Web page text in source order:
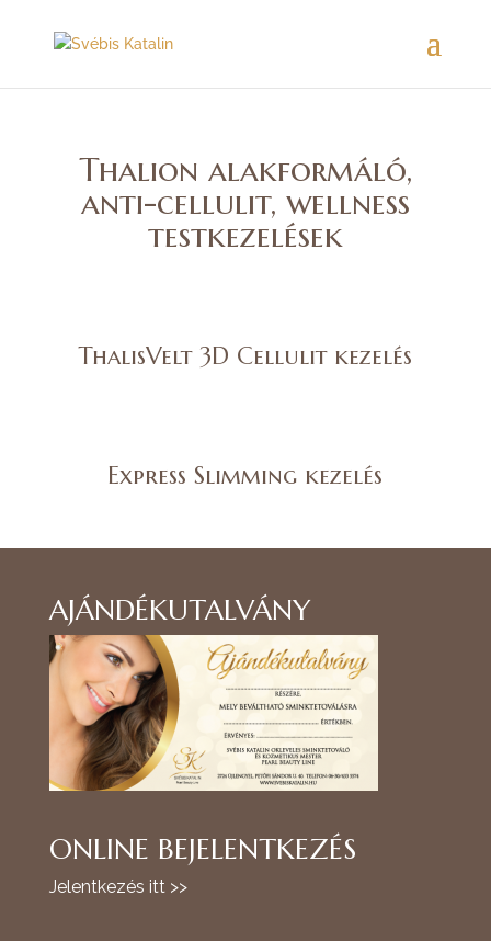
Thalion alakformáló,
anti-cellulit, wellness
testkezelések
ThalisVelt 3D Cellulit kezelés
Express Slimming kezelés
AJÁNDÉKUTALVÁNY
ONLINE BEJELENTKEZÉS
Jelentkezés itt >>